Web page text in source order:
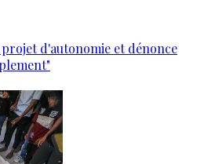
d'autonomie et dénonce